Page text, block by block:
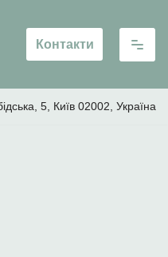
Контакти
5, Київ 02002, Україна